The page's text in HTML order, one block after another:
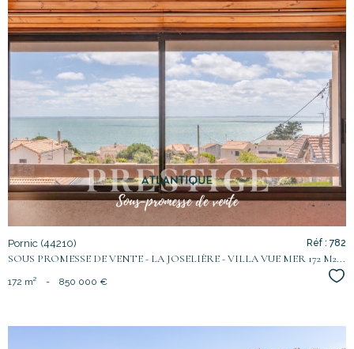
voir le
bien
Pornic (44210)
SOUS PROMESSE DE VENTE - LA JOSELIÈRE - VILLA VUE MER 172 M2...
Réf : 782
172 m² - 850 000 €